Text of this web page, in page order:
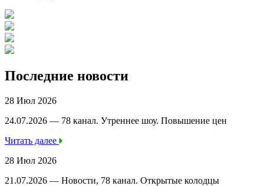
Последние новости
28 Июл 2026
24.07.2026 — 78 канал. Утреннее шоу. Повышение цен
Читать далее
28 Июл 2026
21.07.2026 — Новости, 78 канал. Открытые колодцы